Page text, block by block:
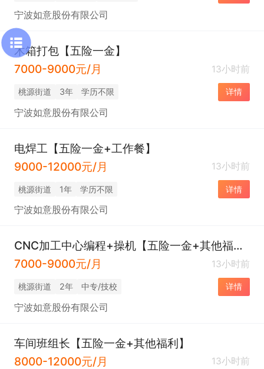
宁波如意股份有限公司
木箱打包【五险一金】
7000-9000元/月
13小时前
桃源街道 3年 学历不限 详情
宁波如意股份有限公司
电焊工【五险一金+工作餐】
9000-12000元/月
13小时前
桃源街道 1年 学历不限 详情
宁波如意股份有限公司
CNC加工中心编程+操机【五险一金+其他福利】
7000-9000元/月
13小时前
桃源街道 2年 中专/技校 详情
宁波如意股份有限公司
车间班组长【五险一金+其他福利】
8000-12000元/月
13小时前